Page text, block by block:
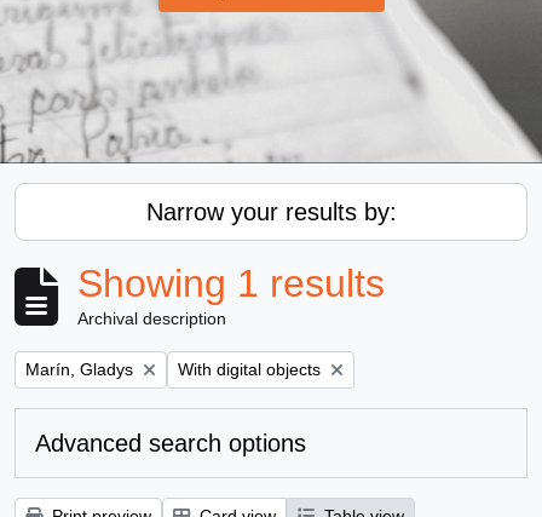
Narrow your results by:
Showing 1 results
Archival description
Remove filter:
Marín, Gladys Remove filter:
With digital objects
Advanced search options